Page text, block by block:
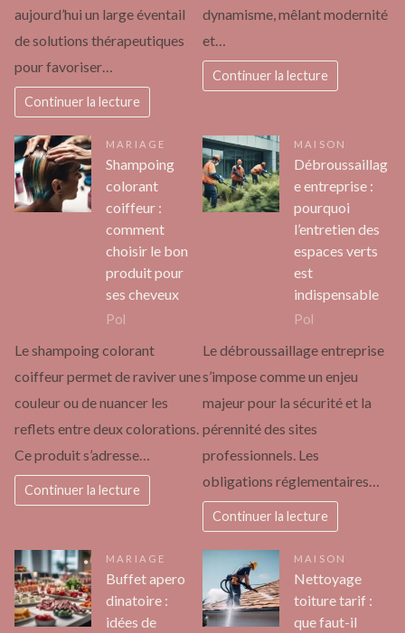
aujourd’hui un large éventail
de solutions thérapeutiques
pour favoriser…
Continuer la lecture
dynamisme, mêlant modernité
et…
Continuer la lecture
MARIAGE
Shampoing
colorant
coiffeur :
comment
choisir le bon
produit pour
ses cheveux
Pol
Le shampoing colorant
coiffeur permet de raviver une
couleur ou de nuancer les
reflets entre deux colorations.
Ce produit s’adresse…
Continuer la lecture
MAISON
Débroussaillag
e entreprise :
pourquoi
l’entretien des
espaces verts
est
indispensable
Pol
Le débroussaillage entreprise
s’impose comme un enjeu
majeur pour la sécurité et la
pérennité des sites
professionnels. Les
obligations réglementaires…
Continuer la lecture
MARIAGE
Buffet apero
dinatoire :
idées de
MAISON
Nettoyage
toiture tarif :
que faut-il